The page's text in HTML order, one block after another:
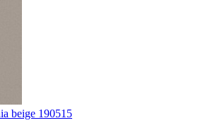
beige 190515